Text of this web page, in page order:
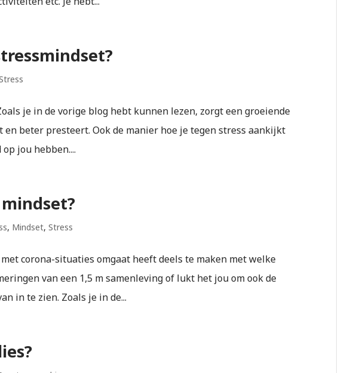
je in de vorige blog hebt kunnen lezen, zorgt een groeiende
beter presteert. Ook de manier hoe je tegen stress aankijkt
jou hebben....
, Mindset,Stress
corona-situaties omgaat heeft deels te maken met welke
van een 1,5 m samenleving of lukt het jou om ook de
in te zien. Zoals je in de...